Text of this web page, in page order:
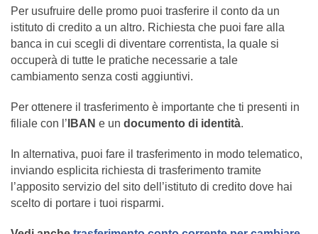
Per usufruire delle promo puoi trasferire il conto da un
istituto di credito a un altro. Richiesta che puoi fare alla
banca in cui scegli di diventare correntista, la quale si
occuperà di tutte le pratiche necessarie a tale
cambiamento senza costi aggiuntivi.
Per ottenere il trasferimento è importante che ti presenti in
filiale con l’ IBAN e un documento di identità.
In alternativa, puoi fare il trasferimento in modo telematico,
inviando esplicita richiesta di trasferimento tramite
l’apposito servizio del sito dell’istituto di credito dove hai
scelto di portare i tuoi risparmi.